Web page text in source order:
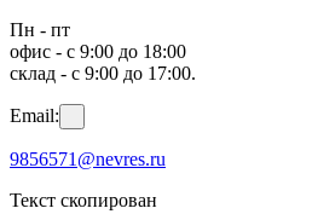
Пн - пт
офис - с 9:00 до 18:00
склад - с 9:00 до 17:00.
Email:
9856571@nevres.ru
Текст скопирован